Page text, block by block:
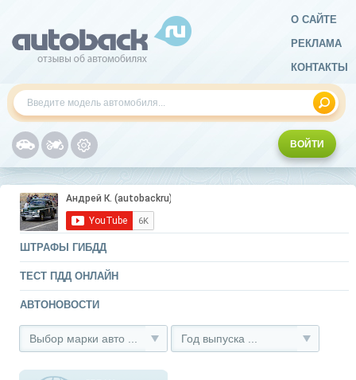
О САЙТЕ
РЕКЛАМА
КОНТАКТЫ
ВОЙТИ
ШТРАФЫ ГИБДД
ТЕСТ ПДД ОНЛАЙН
АВТОНОВОСТИ
Выбор марки авто ... Год выпуска ...